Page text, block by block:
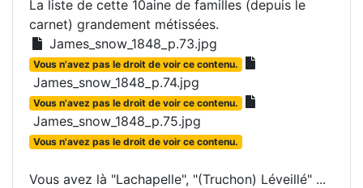
La liste de cette 10aine de familles (depuis le
carnet) grandement métissées.
James_snow_1848_p.73.jpg
Vous n'avez pas le droit de voir ce contenu.
James_snow_1848_p.74.jpg
Vous n'avez pas le droit de voir ce contenu.
James_snow_1848_p.75.jpg
Vous n'avez pas le droit de voir ce contenu.
Vous avez là "Lachapelle", "(Truchon) Léveillé" ...